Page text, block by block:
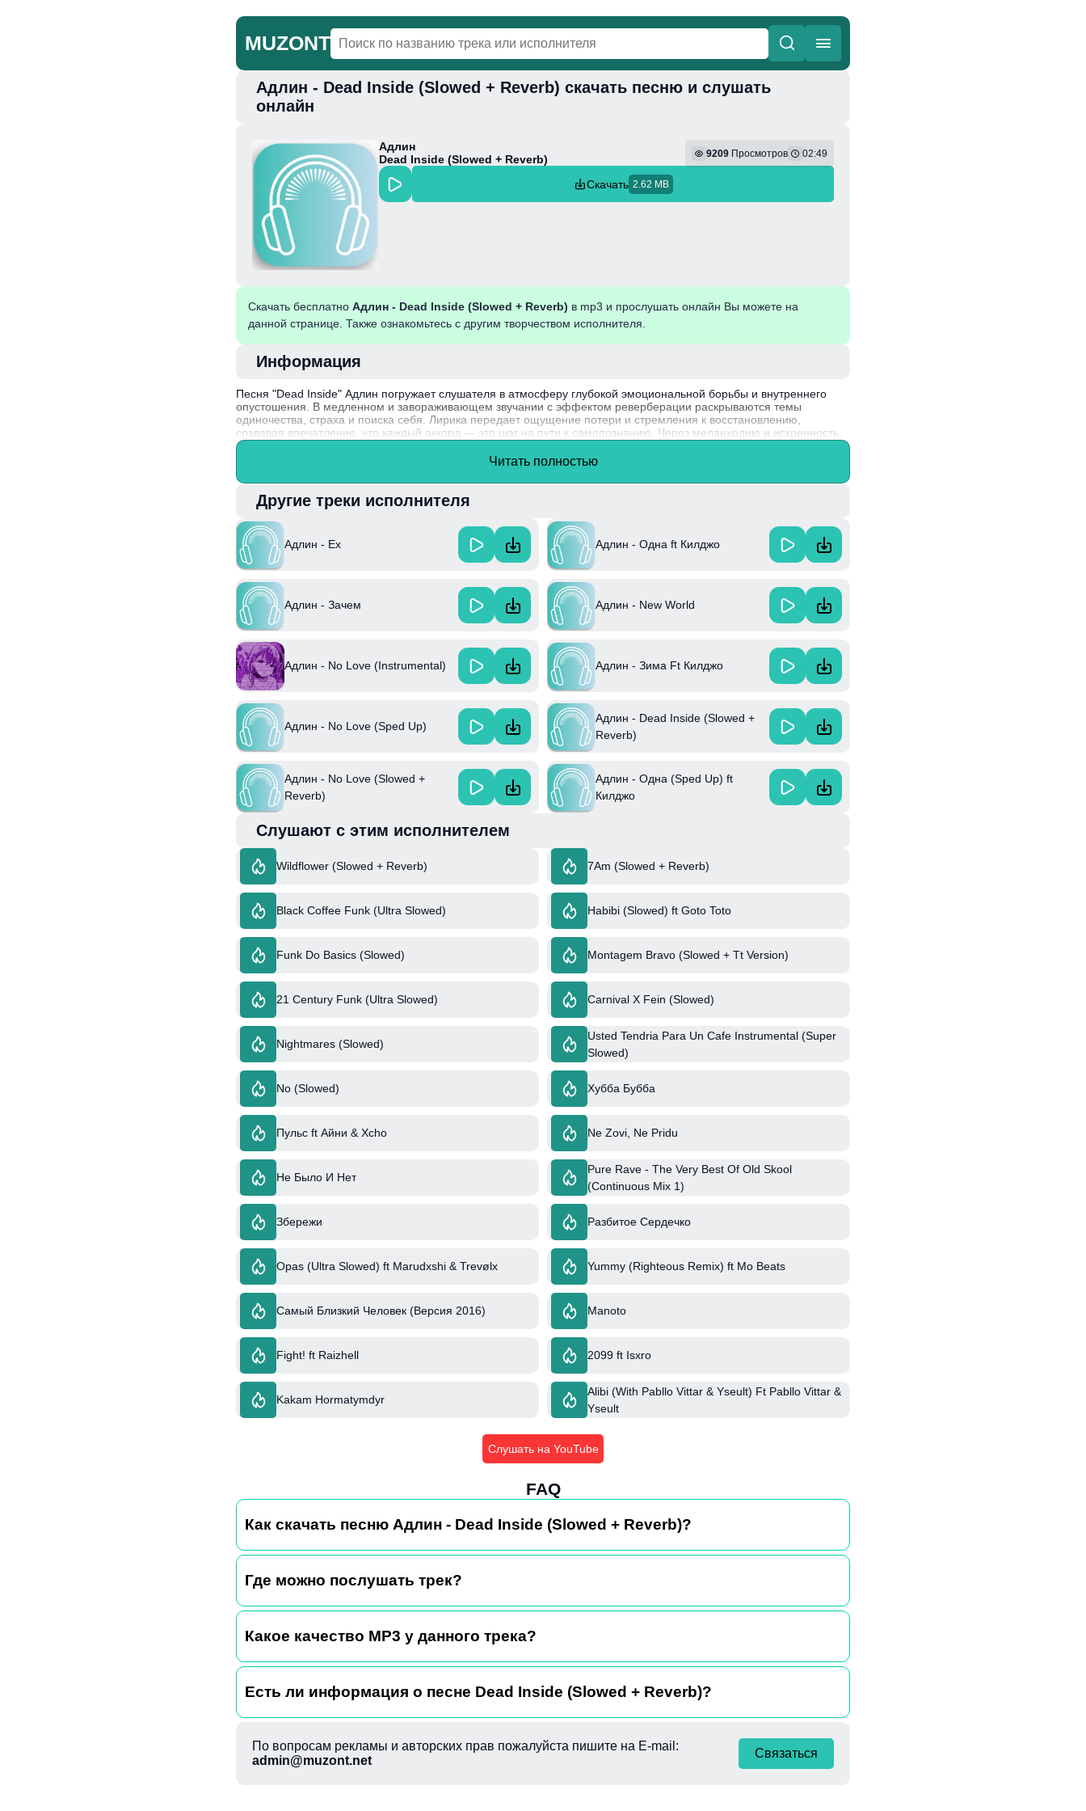
MUZONT
Главная
Адлин - Dead Inside (Slowed + Reverb) скачать песню и слушать
онлайн
Адлин
Dead Inside (Slowed + Reverb)
9209 Просмотров 02:49
Скачать 2.62 MB
Скачать бесплатно Адлин - Dead Inside (Slowed + Reverb) в mp3 и прослушать онлайн Вы можете на
данной странице. Также ознакомьтесь с другим творчеством исполнителя.
Информация
Песня "Dead Inside" Адлин погружает слушателя в атмосферу глубокой эмоциональной борьбы и внутреннего
опустошения. В медленном и завораживающем звучании с эффектом реверберации раскрываются темы
одиночества, страха и поиска себя. Лирика передает ощущение потери и стремления к восстановлению,
создавая впечатление, что каждый аккорд — это шаг на пути к самопознанию. Через меланхолию и искренность,
композиция затрагивает чувства, знакомые каждому, кто когда-либо ощущал внутренние конфликты.
эту песню, вдохновляясь личными переживаниями и стремлением донести до слушателей свою искреннюю
эмоцию.
Читать полностью
Другие треки исполнителя
Адлин - Ex Адлин - Одна ft Килджо
Адлин - Зачем Адлин - New World
Адлин - No Love (Instrumental) Адлин - Зима Ft Килджо
Адлин - No Love (Sped Up)
Адлин - Dead Inside (Slowed +
Reverb)
Адлин - No Love (Slowed +
Reverb)
Адлин - Одна (Sped Up) ft
Килджо
Слушают с этим исполнителем
Wildflower (Slowed + Reverb) 7Am (Slowed + Reverb)
Black Coffee Funk (Ultra Slowed) Habibi (Slowed) ft Goto Toto
Funk Do Basics (Slowed) Montagem Bravo (Slowed + Tt Version)
21 Century Funk (Ultra Slowed) Carnival X Fein (Slowed)
Nightmares (Slowed)
Usted Tendria Para Un Cafe Instrumental (Super
Slowed)
No (Slowed) Хубба Бубба
Пульс ft Айни & Xcho Ne Zovi, Ne Pridu
Не Было И Нет
Pure Rave - The Very Best Of Old Skool
(Continuous Mix 1)
Збережи Разбитое Сердечко
Opas (Ultra Slowed) ft Marudxshi & Trevølx Yummy (Righteous Remix) ft Mo Beats
Самый Близкий Человек (Версия 2016) Manoto
Fight! ft Raizhell 2099 ft Isxro
Kakam Hormatymdyr
Alibi (With Pabllo Vittar & Yseult) Ft Pabllo Vittar &
Yseult
Слушать на YouTube
FAQ
Как скачать песню Адлин - Dead Inside (Slowed + Reverb)?
Где можно послушать трек?
Какое качество MP3 у данного трека?
Есть ли информация о песне Dead Inside (Slowed + Reverb)?
По вопросам рекламы и авторских прав пожалуйста пишите на E-mail:
admin@muzont.net
Связаться